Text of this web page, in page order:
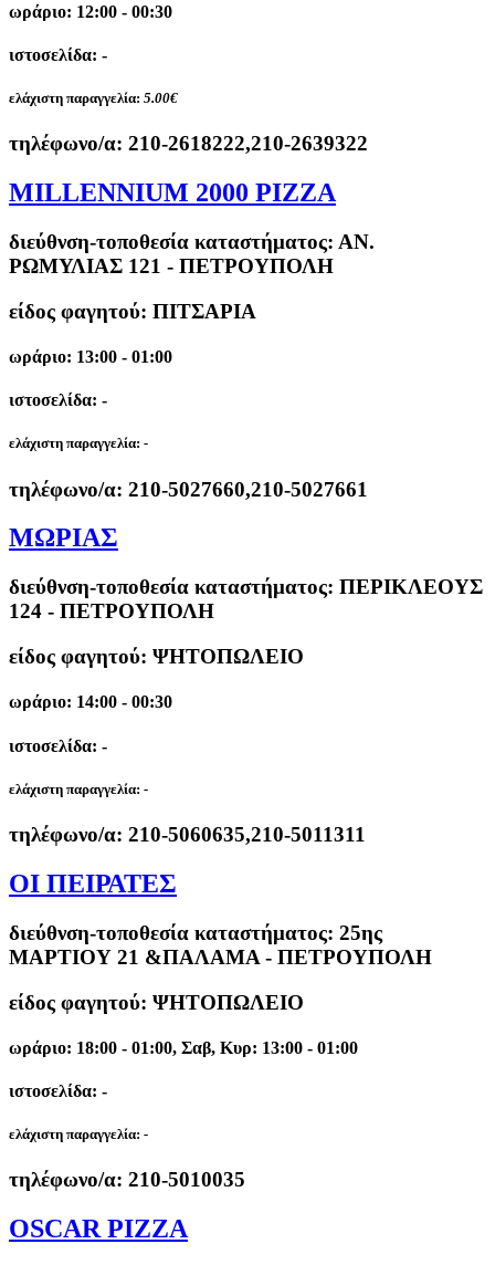
ωράριο: 12:00 - 00:30
ιστοσελίδα: -
ελάχιστη παραγγελία: 5.00€
τηλέφωνο/α: 210-2618222,210-2639322
MILLENNIUM 2000 PIZZA
διεύθνση-τοποθεσία καταστήματος: ΑΝ.
ΡΩΜΥΛΙΑΣ 121 - ΠΕΤΡΟΥΠΟΛΗ
είδος φαγητού: ΠΙΤΣΑΡΙΑ
ωράριο: 13:00 - 01:00
ιστοσελίδα: -
ελάχιστη παραγγελία: -
τηλέφωνο/α: 210-5027660,210-5027661
ΜΩΡΙΑΣ
διεύθνση-τοποθεσία καταστήματος: ΠΕΡΙΚΛΕΟΥΣ
124 - ΠΕΤΡΟΥΠΟΛΗ
είδος φαγητού: ΨΗΤΟΠΩΛΕΙΟ
ωράριο: 14:00 - 00:30
ιστοσελίδα: -
ελάχιστη παραγγελία: -
τηλέφωνο/α: 210-5060635,210-5011311
ΟΙ ΠΕΙΡΑΤΕΣ
διεύθνση-τοποθεσία καταστήματος: 25ης
ΜΑΡΤΙΟΥ 21 &ΠΑΛΑΜΑ - ΠΕΤΡΟΥΠΟΛΗ
είδος φαγητού: ΨΗΤΟΠΩΛΕΙΟ
ωράριο: 18:00 - 01:00, Σαβ, Κυρ: 13:00 - 01:00
ιστοσελίδα: -
ελάχιστη παραγγελία: -
τηλέφωνο/α: 210-5010035
OSCAR PIZZA